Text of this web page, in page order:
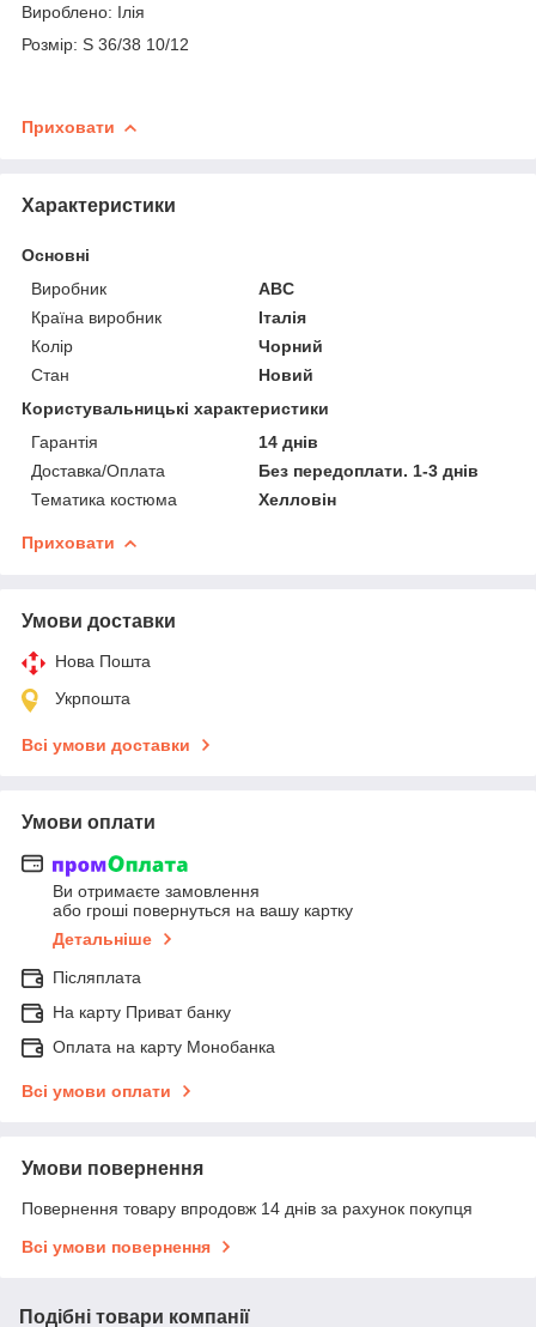
Вироблено: Ілія
Розмір: S 36/38 10/12
Приховати
Характеристики
Основні
Виробник
ABC
Країна виробник
Італія
Колір
Чорний
Стан
Новий
Користувальницькі характеристики
Гарантія
14 днів
Доставка/Оплата
Без передоплати. 1-3 днів
Тематика костюма
Хелловін
Приховати
Умови доставки
Нова Пошта
Укрпошта
Всі умови доставки
Умови оплати
Ви отримаєте замовлення
або гроші повернуться на вашу картку
Детальніше
Післяплата
На карту Приват банку
Оплата на карту Монобанка
Всі умови оплати
Умови повернення
Повернення товару впродовж 14 днів за рахунок покупця
Всі умови повернення
Подібні товари компанії